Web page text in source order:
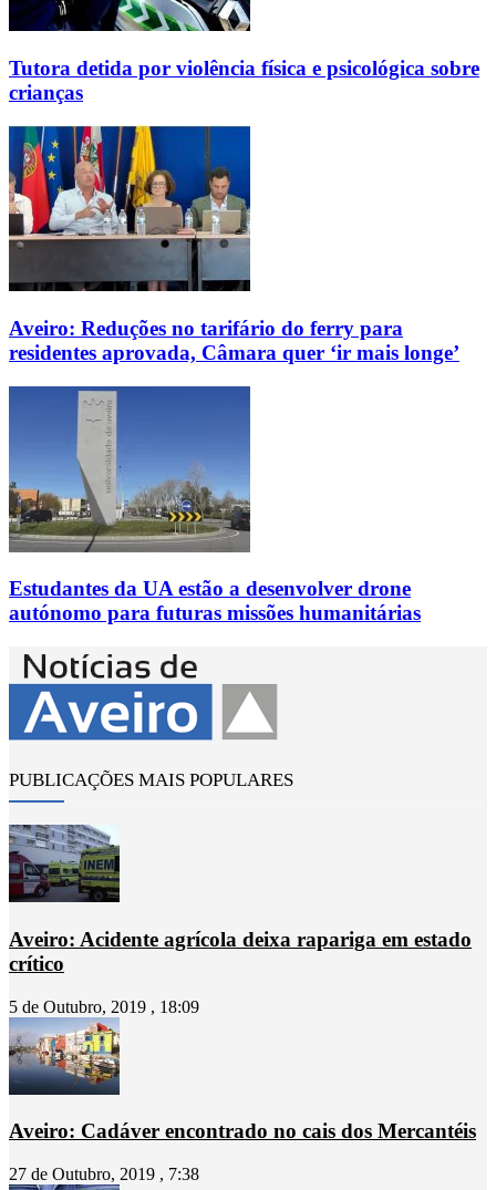
Tutora detida por violência física e psicológica sobre
crianças
Aveiro: Reduções no tarifário do ferry para
residentes aprovada, Câmara quer ‘ir mais longe’
Estudantes da UA estão a desenvolver drone
autónomo para futuras missões humanitárias
PUBLICAÇÕES MAIS POPULARES
Aveiro: Acidente agrícola deixa rapariga em estado
crítico
5 de Outubro, 2019 , 18:09
Aveiro: Cadáver encontrado no cais dos Mercantéis
27 de Outubro, 2019 , 7:38